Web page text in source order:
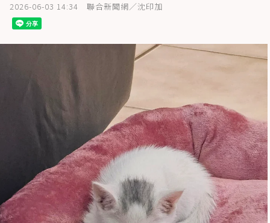
2026-06-03 14:34 聯合新聞網／沈印加